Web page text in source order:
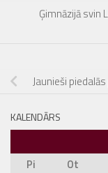
Ģimnāzijā svin
Jaunieši
KALENDĀRS
Pi
Ot